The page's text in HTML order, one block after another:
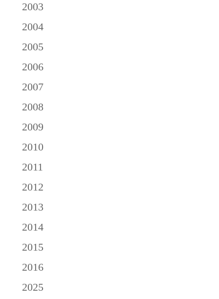
2003
2004
2005
2006
2007
2008
2009
2010
2011
2012
2013
2014
2015
2016
2025